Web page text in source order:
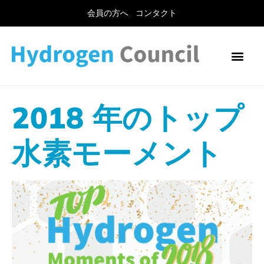
会員の方へ コンタクト
2018 年のトップ
水素モーメント